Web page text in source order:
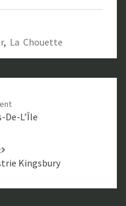
, La Chouette
De-L’Île
Kingsbury